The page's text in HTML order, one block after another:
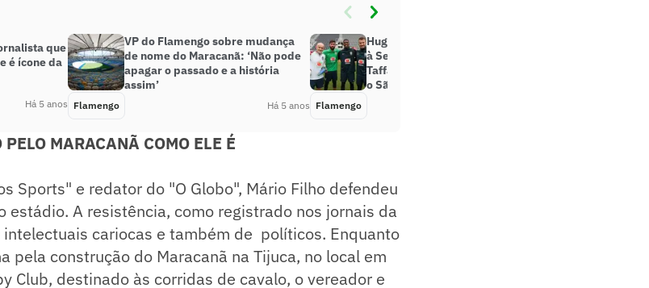
que
é ícone da
Há 5 anos
VP do Flamengo sobre mudança
de nome do Maracanã: ‘Não pode
apagar o passado e a história
assim’
Flamengo Há 5 anos
Hugo, do Fla, trabalha para voltar
à Seleção e revela ligações de
Taffarel após estreia e erro contra
o São Paulo
Flamengo
MARACANÃ COMO ELE É
Sports" e redator do "O Globo", Mário Filho defendeu
estádio. A resistência, como registrado nos jornais da
cariocas e também de políticos. Enquanto
pela construção do Maracanã na Tijuca, no local em
Club, destinado às corridas de cavalo, o vereador e